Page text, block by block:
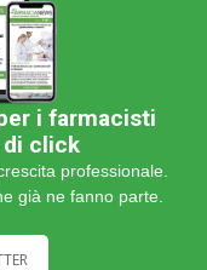
i farmacisti
click
professionale.
già ne fanno parte.